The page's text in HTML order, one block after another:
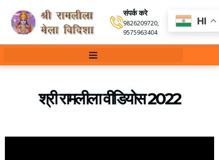
संपर्क करे
9826209720,
9575963404
श्री रामलीला वीडियोस 2022
HI